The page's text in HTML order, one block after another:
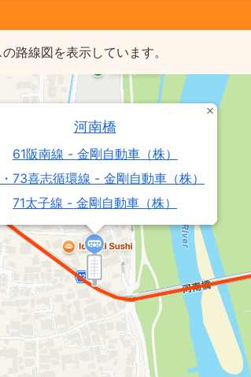
路線図を表示しています。
河南橋
61阪南線 - 金剛自動車（株）
73喜志循環線 - 金剛自動車（株）
71太子線 - 金剛自動車（株）